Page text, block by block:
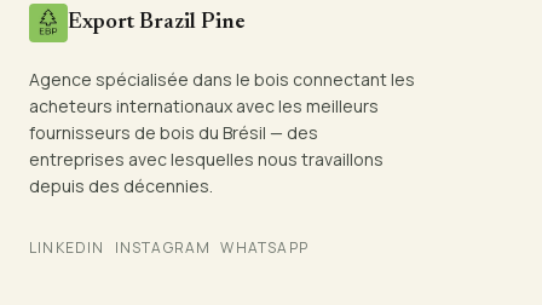
Export Brazil Pine
Agence spécialisée dans le bois connectant les
acheteurs internationaux avec les meilleurs
fournisseurs de bois du Brésil — des
entreprises avec lesquelles nous travaillons
depuis des décennies.
LINKEDIN INSTAGRAM WHATSAPP